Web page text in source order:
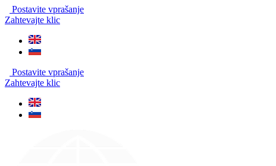
Postavite vprašanje
Zahtevajte klic
Postavite vprašanje
Zahtevajte klic